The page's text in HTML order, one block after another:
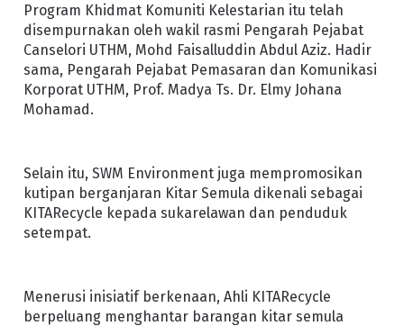
Program Khidmat Komuniti Kelestarian itu telah
disempurnakan oleh wakil rasmi Pengarah Pejabat
Canselori UTHM, Mohd Faisalluddin Abdul Aziz. Hadir
sama, Pengarah Pejabat Pemasaran dan Komunikasi
Korporat UTHM, Prof. Madya Ts. Dr. Elmy Johana
Mohamad.
Selain itu, SWM Environment juga mempromosikan
kutipan berganjaran Kitar Semula dikenali sebagai
KITARecycle kepada sukarelawan dan penduduk
setempat.
Menerusi inisiatif berkenaan, Ahli KITARecycle
berpeluang menghantar barangan kitar semula